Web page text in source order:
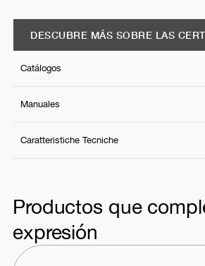
DESCUBRE MÁS SOBRE LAS
Catálogos
Manuales
Caratteristiche Tecniche
Productos que
expresión